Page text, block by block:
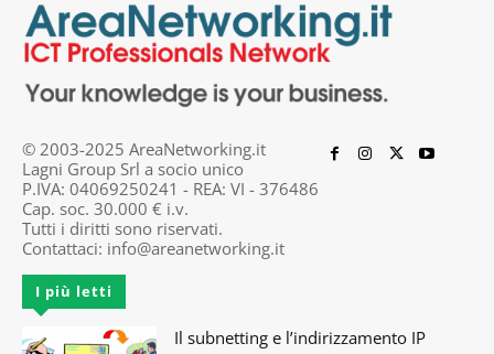
© 2003-2025 AreaNetworking.it
Lagni Group Srl a socio unico
P.IVA: 04069250241 - REA: VI - 376486
Cap. soc. 30.000 € i.v.
Tutti i diritti sono riservati.
Contattaci: info@areanetworking.it
I più letti
Il subnetting e l’indirizzamento IP